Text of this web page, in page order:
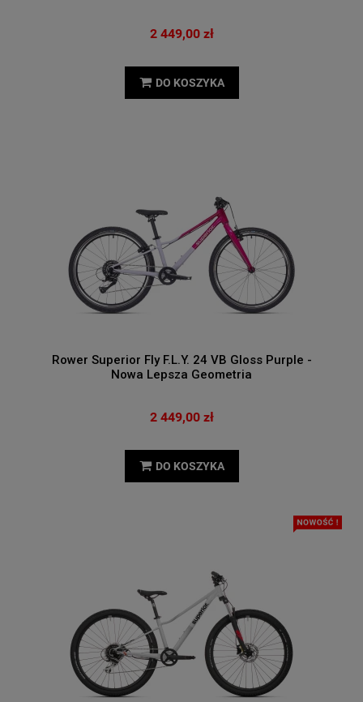
2 449,00 zł
DO KOSZYKA
Rower Superior Fly F.L.Y. 24 VB Gloss Purple -
Nowa Lepsza Geometria
2 449,00 zł
DO KOSZYKA